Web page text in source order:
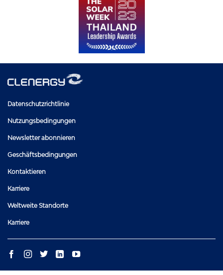
Datenschutzrichtlinie
Nutzungsbedingungen
Newsletter abonnieren
Geschäftsbedingungen
Kontaktieren
Karriere
Weltweite Standorte
Karriere